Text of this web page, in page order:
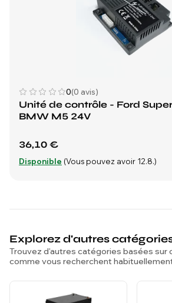
0(0 avis)
Unité de contrôle - Ford
BMW M5 24V
36,10 €
Disponible (Vous pouvez avoir 12.8.)
Explorez d'autres
Trouvez d'autres catégories basées sur
comme vous recherchent